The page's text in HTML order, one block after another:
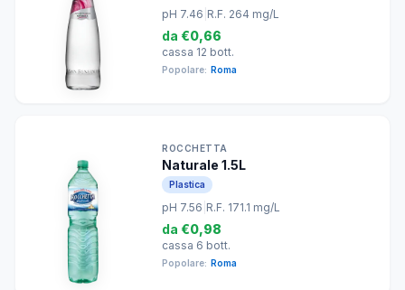
pH 7.46 R.F. 264 mg/L
da €0,66
cassa 12 bott.
Popolare: Roma
ROCCHETTA
Naturale 1.5L
Plastica
pH 7.56 R.F. 171.1 mg/L
da €0,98
cassa 6 bott.
Popolare: Roma